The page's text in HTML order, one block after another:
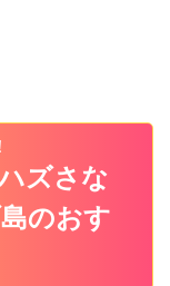
ビーチってある
マクタン島のリゾ
って、どんなホテ
ズさな
のおす